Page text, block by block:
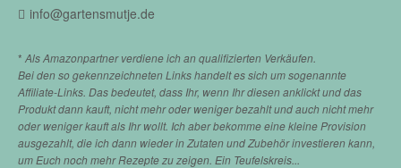
info@gartensmutje.de
* Als Amazonpartner verdiene ich an qualifizierten Verkäufen.
Bei den so gekennzeichneten Links handelt es sich um sogenannte
Affiliate-Links. Das bedeutet, dass Ihr, wenn Ihr diesen anklickt und das
Produkt dann kauft, nicht mehr oder weniger bezahlt und auch nicht mehr
oder weniger kauft als Ihr wollt. Ich aber bekomme eine kleine Provision
ausgezahlt, die ich dann wieder in Zutaten und Zubehör investieren kann,
um Euch noch mehr Rezepte zu zeigen. Ein Teufelskreis...